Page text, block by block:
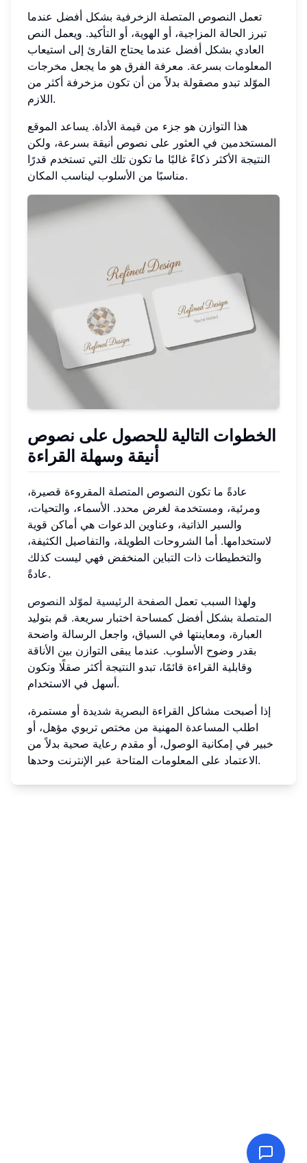
تعمل النصوص المتصلة الزخرفية بشكل أفضل عندما
تبرز الحالة المزاجية، أو الهوية، أو التأكيد. ويعمل النص
العادي بشكل أفضل عندما يحتاج القارئ إلى استيعاب
المعلومات بسرعة. معرفة الفرق هو ما يجعل مخرجات
الموّلد تبدو مصقولة بدلاً من أن تكون مزخرفة أكثر من
اللازم.
هذا التوازن هو جزء من قيمة الأداة. يساعد الموقع
المستخدمين في العثور على نصوص أنيقة بسرعة، ولكن
النتيجة الأكثر ذكاءً غالبًا ما تكون تلك التي تستخدم قدرًا
مناسبًا من الأسلوب ليناسب المكان.
الخطوات التالية للحصول على نصوص
أنيقة وسهلة القراءة
عادةً ما تكون النصوص المتصلة المقروءة قصيرة،
ومرئية، ومستخدمة لغرض محدد. الأسماء، والتحيات،
والسير الذاتية، وعناوين الدعوات هي أماكن قوية
لاستخدامها. أما الشروحات الطويلة، والتفاصيل الكثيفة،
والتخطيطات ذات التباين المنخفض فهي ليست كذلك
عادةً.
ولهذا السبب تعمل الصفحة الرئيسية لموّلد النصوص
المتصلة بشكل أفضل كمساحة اختبار سريعة. قم بتوليد
العبارة، ومعاينتها في السياق، واجعل الرسالة واضحة
بقدر وضوح الأسلوب. عندما يبقى التوازن بين الأناقة
وقابلية القراءة قائمًا، تبدو النتيجة أكثر صقلًا وتكون
أسهل في الاستخدام.
إذا أصبحت مشاكل القراءة البصرية شديدة أو مستمرة،
اطلب المساعدة المهنية من مختص تربوي مؤهل، أو
خبير في إمكانية الوصول، أو مقدم رعاية صحية بدلاً من
الاعتماد على المعلومات المتاحة عبر الإنترنت وحدها.